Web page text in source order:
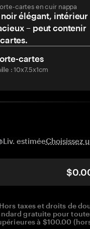
cartes en cuir nappa
élégant, intérieur
– peut contenir
cartes
: 10x7.5x1cm
Liv. estiméeChoisissez
Hors taxes et droits de
gratuite pour
à $100.00